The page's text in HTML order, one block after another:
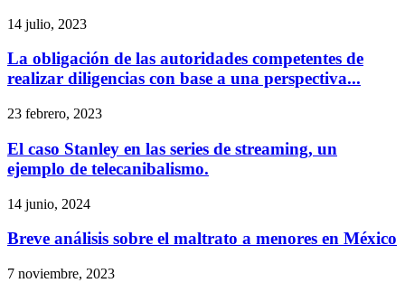
14 julio, 2023
La obligación de las autoridades competentes de
realizar diligencias con base a una perspectiva...
23 febrero, 2023
El caso Stanley en las series de streaming, un
ejemplo de telecanibalismo.
14 junio, 2024
Breve análisis sobre el maltrato a menores en México
7 noviembre, 2023